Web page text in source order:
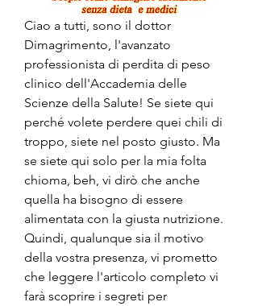
Ciao a tutti, sono il dottor
Dimagrimento, l'avanzato
professionista di perdita di peso
clinico dell'Accademia delle
Scienze della Salute! Se siete qui
perché volete perdere quei chili di
troppo, siete nel posto giusto. Ma
se siete qui solo per la mia folta
chioma, beh, vi dirò che anche
quella ha bisogno di essere
alimentata con la giusta nutrizione.
Quindi, qualunque sia il motivo
della vostra presenza, vi prometto
che leggere l'articolo completo vi
farà scoprire i segreti per